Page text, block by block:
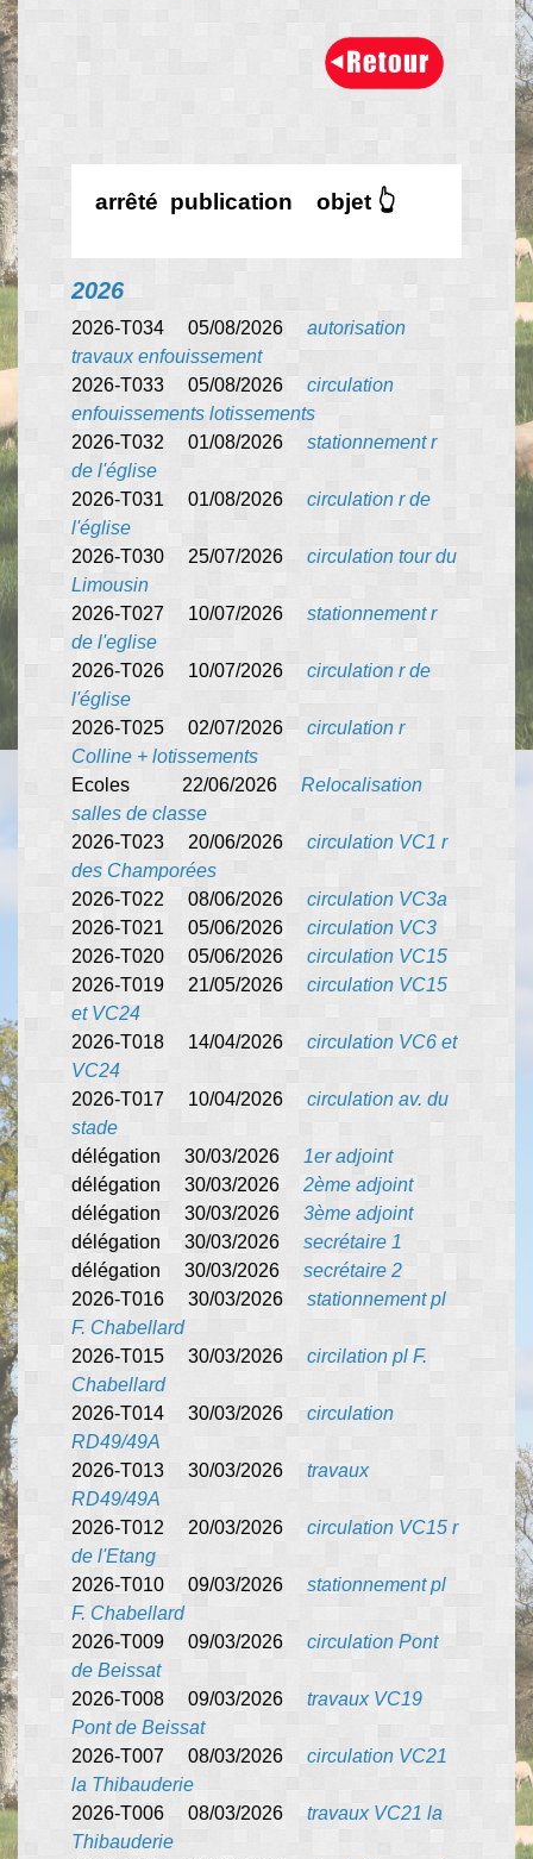
arrêté publication objet 👆
2026
2026-T034 05/08/2026 autorisation
travaux enfouissement
2026-T033 05/08/2026 circulation
enfouissements lotissements
2026-T032 01/08/2026 stationnement r
de l'église
2026-T031 01/08/2026 circulation r de
l'église
2026-T030 25/07/2026 circulation tour du
Limousin
2026-T027 10/07/2026 stationnement r
de l'eglise
2026-T026 10/07/2026 circulation r de
l'église
2026-T025 02/07/2026 circulation r
Colline + lotissements
Ecoles 22/06/2026 Relocalisation
salles de classe
2026-T023 20/06/2026 circulation VC1 r
des Champorées
2026-T022 08/06/2026 circulation VC3a
2026-T021 05/06/2026 circulation VC3
2026-T020 05/06/2026 circulation VC15
2026-T019 21/05/2026 circulation VC15
et VC24
2026-T018 14/04/2026 circulation VC6 et
VC24
2026-T017 10/04/2026 circulation av. du
stade
délégation 30/03/2026 1er adjoint
délégation 30/03/2026 2ème adjoint
délégation 30/03/2026 3ème adjoint
délégation 30/03/2026 secrétaire 1
délégation 30/03/2026 secrétaire 2
2026-T016 30/03/2026 stationnement pl
F. Chabellard
2026-T015 30/03/2026 circilation pl F.
Chabellard
2026-T014 30/03/2026 circulation
RD49/49A
2026-T013 30/03/2026 travaux
RD49/49A
2026-T012 20/03/2026 circulation VC15 r
de l'Etang
2026-T010 09/03/2026 stationnement pl
F. Chabellard
2026-T009 09/03/2026 circulation Pont
de Beissat
2026-T008 09/03/2026 travaux VC19
Pont de Beissat
2026-T007 08/03/2026 circulation VC21
la Thibauderie
2026-T006 08/03/2026 travaux VC21 la
Thibauderie